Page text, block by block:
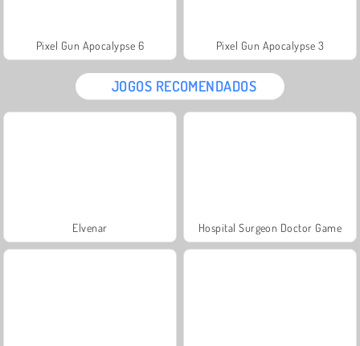
Pixel Gun Apocalypse 6 Pixel Gun Apocalypse 3
JOGOS RECOMENDADOS
Elvenar Hospital Surgeon Doctor Game